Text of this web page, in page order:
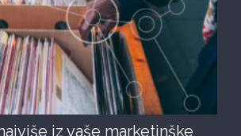
iz vaše marketinške